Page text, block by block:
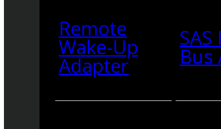
Remote
Wake-Up
Adapter Bus